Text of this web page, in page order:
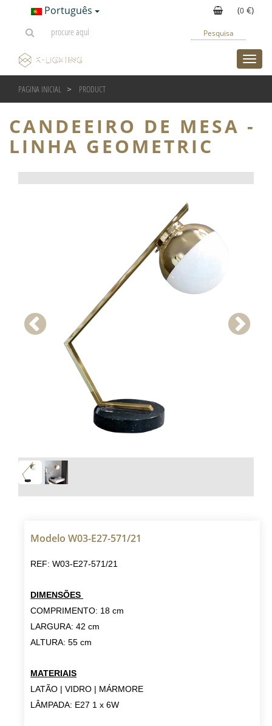
Português (0 €)
Pesquisa
PAGINA INICIAL PRODUCT
CANDEEIRO DE MESA -
LINHA GEOMETRIC
Modelo W03-E27-571/21
REF: W03-E27-571/21
DIMENSÕES
COMPRIMENTO: 18 cm
LARGURA: 42 cm
ALTURA: 55 cm
MATERIAIS
LATÃO | VIDRO | MÁRMORE
LÂMPADA: E27 1 x 6W